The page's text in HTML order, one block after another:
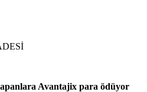
Avantajix para ödüyor